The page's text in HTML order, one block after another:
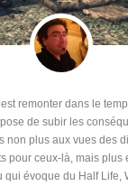
remonter dans le
de subir les
non plus aux vues des
pour ceux-là, mais plus
qui évoque du Half Life,